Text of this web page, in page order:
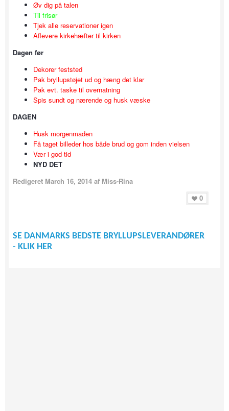
Øv dig på talen
Til frisør
Tjek alle reservationer igen
Aflevere kirkehæfter til kirken
Dagen før
Dekorer feststed
Pak bryllupstøjet ud og hæng det klar
Pak evt. taske til overnatning
Spis sundt og nærende og husk væske
DAGEN
Husk morgenmaden
Få taget billeder hos både brud og gom inden vielsen
Vær i god tid
NYD DET
Redigeret March 16, 2014 af Miss-Rina
0
SE DANMARKS BEDSTE BRYLLUPSLEVERANDØRER
- KLIK HER